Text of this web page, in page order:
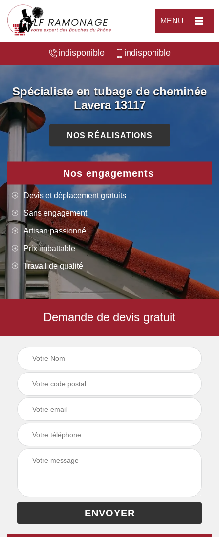
MENU
indisponible indisponible
Spécialiste en tubage de cheminée
Lavera 13117
NOS RÉALISATIONS
Nos engagements
Devis et déplacement gratuits
Sans engagement
Artisan passionné
Prix imbattable
Travail de qualité
Demande de devis gratuit